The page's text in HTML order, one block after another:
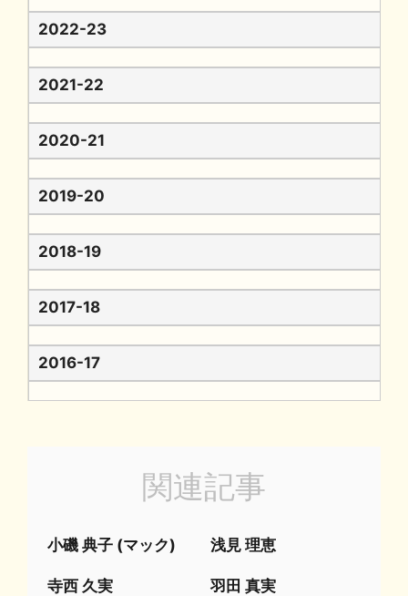
2022-23
2021-22
2020-21
2019-20
2018-19
2017-18
2016-17
関連記事
小磯 典子 (マック) 浅見 理恵
寺西 久実 羽田 真実